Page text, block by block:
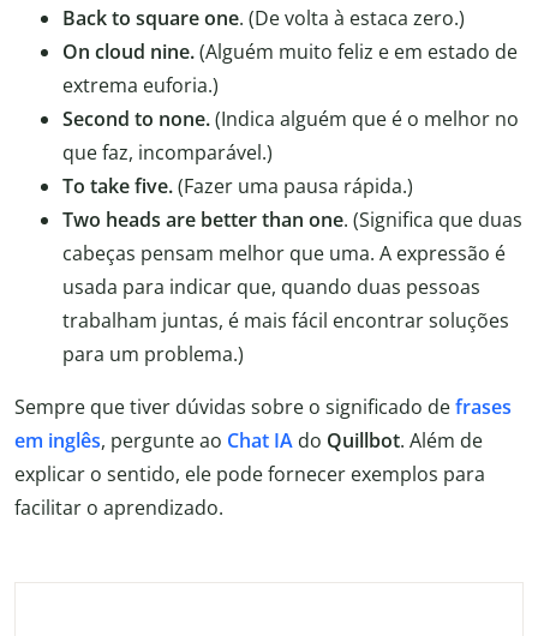
Back to square one. (De volta à estaca zero.)
On cloud nine.(Alguém muito feliz e em estado de
extrema euforia.)
Second to none.(Indica alguém que é o melhor no
que faz, incomparável.)
To take five.(Fazer uma pausa rápida.)
Two heads are better than one. (Significa que duas
cabeças pensam melhor que uma. A expressão é
usada para indicar que, quando duas pessoas
trabalham juntas, é mais fácil encontrar soluções
para um problema.)
Sempre que tiver dúvidas sobre o significado defrases
em inglês, pergunte ao Chat IA do Quillbot. Além de
explicar o sentido, ele pode fornecer exemplos para
facilitar o aprendizado.